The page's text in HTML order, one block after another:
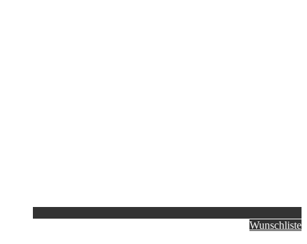
Wunschliste